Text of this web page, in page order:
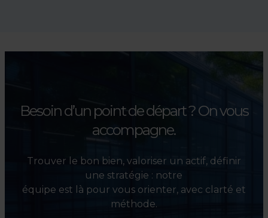
l’évaluation et la valorisation
Besoin d’un point de départ ?On vous
accompagne.
Trouver le bon bien, valoriser un actif, définir
une stratégie : notre
équipe est là pour vous orienter, avec clarté et
méthode.